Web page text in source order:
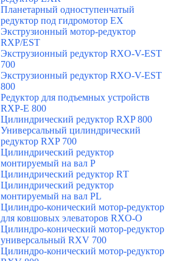
Планетарный одноступенчатый
редуктор под гидромотор ЕХ
Экструзионный мотор-редуктор
RXP/EST
Экструзионный редуктор RXO-V-EST
700
Экструзионный редуктор RXO-V-EST
800
Редуктор для подъемных устройств
RXP-E 800
Цилиндрический редуктор RXP 800
Универсальный цилиндрический
редуктор RXP 700
Цилиндрический редуктор
монтируемый на вал Р
Цилиндрический редуктор RТ
Цилиндрический редуктор
монтируемый на вал РL
Цилиндро-конический мотор-редуктор
для ковшовых элеваторов RXO-O
Цилиндро-конический мотор-редуктор
универсальный RXV 700
Цилиндро-конический мотор-редуктор